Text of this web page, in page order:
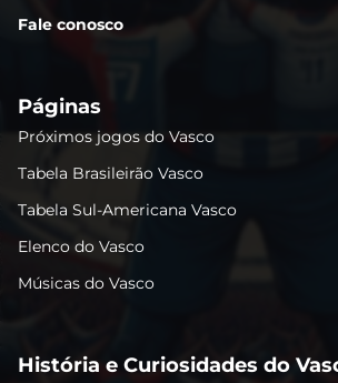
Fale conosco
Páginas
Próximos jogos do Vasco
Tabela Brasileirão Vasco
Tabela Sul-Americana Vasco
Elenco do Vasco
Músicas do Vasco
História e Curiosidades do